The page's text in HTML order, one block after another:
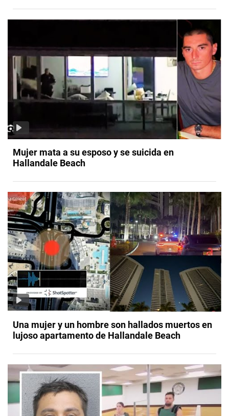
Mujer mata a su esposo y se suicida en
Hallandale Beach
Una mujer y un hombre son hallados muertos en
lujoso apartamento de Hallandale Beach